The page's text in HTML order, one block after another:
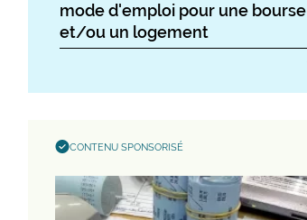
mode d'emploi pour une bourse
et/ou un logement
CONTENU SPONSORISÉ